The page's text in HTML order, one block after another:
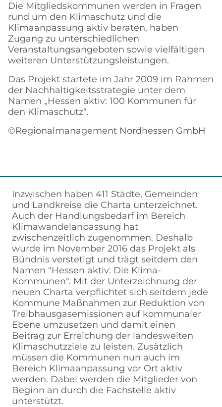
Die Mitgliedskommunen werden in Fragen
rund um den Klimaschutz und die
Klimaanpassung aktiv beraten, haben
Zugang zu unterschiedlichen
Veranstaltungsangeboten sowie vielfältigen
weiteren Unterstützungsleistungen.
Das Projekt startete im Jahr 2009 im Rahmen
der Nachhaltigkeitsstrategie unter dem
Namen „Hessen aktiv: 100 Kommunen für
den Klimaschutz“.
©Regionalmanagement Nordhessen GmbH
Inzwischen haben 411 Städte, Gemeinden
und Landkreise die Charta unterzeichnet.
Auch der Handlungsbedarf im Bereich
Klimawandelanpassung hat
zwischenzeitlich zugenommen. Deshalb
wurde im November 2016 das Projekt als
Bündnis verstetigt und trägt seitdem den
Namen "Hessen aktiv: Die Klima-
Kommunen". Mit der Unterzeichnung der
neuen Charta verpflichtet sich seitdem jede
Kommune Maßnahmen zur Reduktion von
Treibhausgasemissionen auf kommunaler
Ebene umzusetzen und damit einen
Beitrag zur Erreichung der landesweiten
Klimaschutzziele zu leisten. Zusätzlich
müssen die Kommunen nun auch im
Bereich Klimaanpassung vor Ort aktiv
werden. Dabei werden die Mitglieder von
Beginn an durch die Fachstelle aktiv
unterstützt.